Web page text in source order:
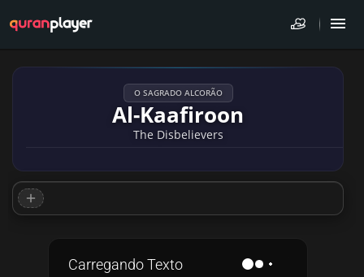
O SAGRADO ALCORÃO
Al-Kaafiroon
The Disbelievers
Carregando Texto